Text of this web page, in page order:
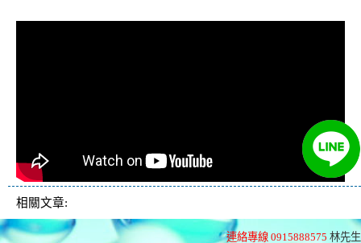
相關文章:
連絡專線 0915888575 林先生